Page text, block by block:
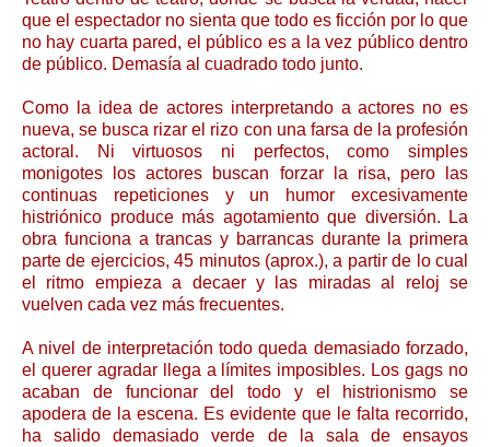
que el espectador no sienta que todo es ficción por lo que
no hay cuarta pared, el público es a la vez público dentro
de público. Demasía al cuadrado todo junto.
Como la idea de actores interpretando a actores no es
nueva, se busca rizar el rizo con una farsa de la profesión
actoral. Ni virtuosos ni perfectos, como simples
monigotes los actores buscan forzar la risa, pero las
continuas repeticiones y un humor excesivamente
histriónico produce más agotamiento que diversión. La
obra funciona a trancas y barrancas durante la primera
parte de ejercicios, 45 minutos (aprox.), a partir de lo cual
el ritmo empieza a decaer y las miradas al reloj se
vuelven cada vez más frecuentes.
A nivel de interpretación todo queda demasiado forzado,
el querer agradar llega a límites imposibles. Los gags no
acaban de funcionar del todo y el histrionismo se
apodera de la escena. Es evidente que le falta recorrido,
ha salido demasiado verde de la sala de ensayos